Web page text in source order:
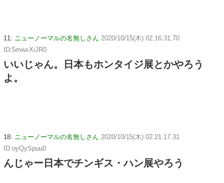
11: ニューノーマルの名無しさん 2020/10/15(木) 02:16:31.70
ID:5mwxXiJR0
いいじゃん。日本もホンタイジ展とかやろう
よ。
18: ニューノーマルの名無しさん 2020/10/15(木) 02:21:17.31
ID:oyQySpuu0
んじゃー日本でチンギス・ハン展やろう